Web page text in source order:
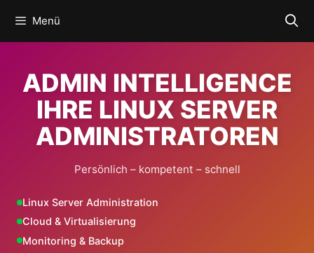
Inhalt
springen
Menü
ADMIN INTELLIGENCE
IHRE LINUX SERVER
ADMINISTRATOREN
Persönlich – kompetent – schnell
Linux Server Administration
Cloud & Virtualisierung
Monitoring & Backup